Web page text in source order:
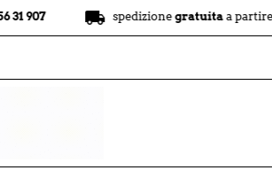
local_shipping spedizionegratuitaa partire da 49€